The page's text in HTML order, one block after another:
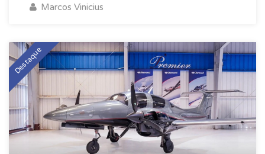
• GNS 430
• CVA válido
Marcos Vinicius
Destaque